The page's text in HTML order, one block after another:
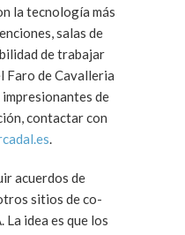
la tecnología más
salas de
de trabajar
Faro de Cavalleria
impresionantes de
contactar con
.
acuerdos de
sitios de co-
La idea es que los